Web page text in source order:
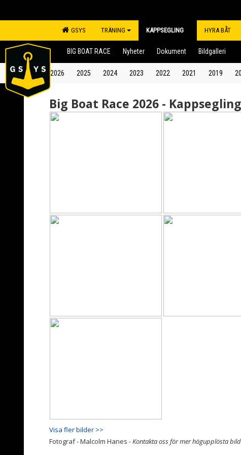
GSYS TRÄNING KAPPSEGLING HYRA BÅT
BIG BOAT RACE Nyheter Dokument Bildgalleri
2026 2025 2024 2023 2022 2021 2019
Big Boat Race 2026 -
Visa fler bilder >>
Fotograf - Malcolm Hanes -Kontakta oss för mer högupplösta